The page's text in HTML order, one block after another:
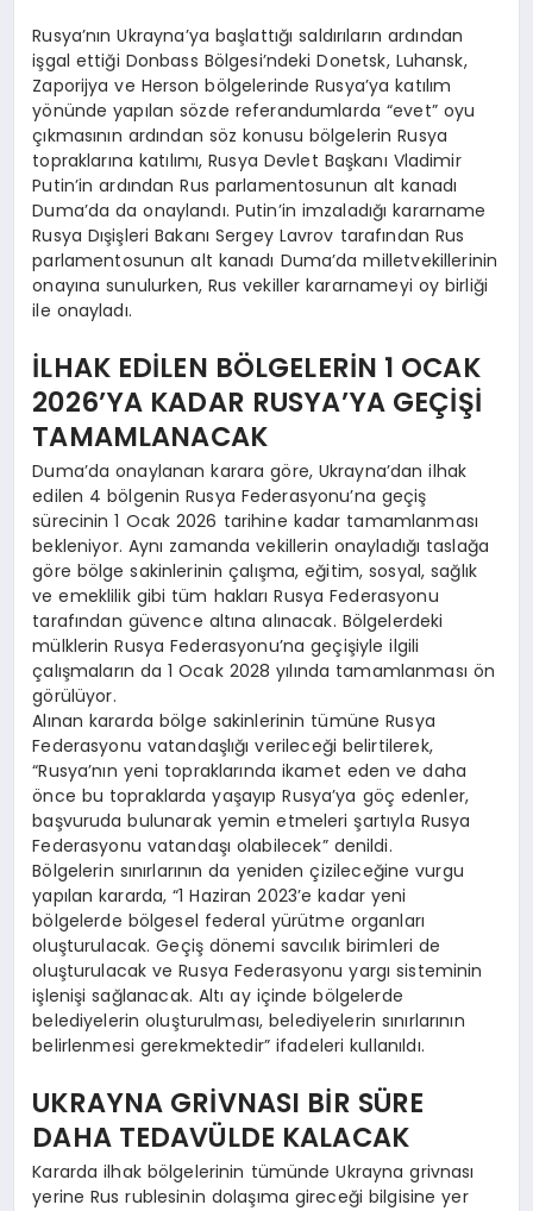
Rusya’nın Ukrayna’ya başlattığı saldırıların ardından
işgal ettiği Donbass Bölgesi’ndeki Donetsk, Luhansk,
Zaporijya ve Herson bölgelerinde Rusya’ya katılım
yönünde yapılan sözde referandumlarda “evet” oyu
çıkmasının ardından söz konusu bölgelerin Rusya
topraklarına katılımı, Rusya Devlet Başkanı Vladimir
Putin’in ardından Rus parlamentosunun alt kanadı
Duma’da da onaylandı. Putin’in imzaladığı kararname
Rusya Dışişleri Bakanı Sergey Lavrov tarafından Rus
parlamentosunun alt kanadı Duma’da milletvekillerinin
onayına sunulurken, Rus vekiller kararnameyi oy birliği
ile onayladı.
İLHAK EDİLEN BÖLGELERİN 1 OCAK
2026’YA KADAR RUSYA’YA GEÇİŞİ
TAMAMLANACAK
Duma’da onaylanan karara göre, Ukrayna’dan ilhak
edilen 4 bölgenin Rusya Federasyonu’na geçiş
sürecinin 1 Ocak 2026 tarihine kadar tamamlanması
bekleniyor. Aynı zamanda vekillerin onayladığı taslağa
göre bölge sakinlerinin çalışma, eğitim, sosyal, sağlık
ve emeklilik gibi tüm hakları Rusya Federasyonu
tarafından güvence altına alınacak. Bölgelerdeki
mülklerin Rusya Federasyonu’na geçişiyle ilgili
çalışmaların da 1 Ocak 2028 yılında tamamlanması ön
görülüyor.
Alınan kararda bölge sakinlerinin tümüne Rusya
Federasyonu vatandaşlığı verileceği belirtilerek,
“Rusya’nın yeni topraklarında ikamet eden ve daha
önce bu topraklarda yaşayıp Rusya’ya göç edenler,
başvuruda bulunarak yemin etmeleri şartıyla Rusya
Federasyonu vatandaşı olabilecek” denildi.
Bölgelerin sınırlarının da yeniden çizileceğine vurgu
yapılan kararda, “1 Haziran 2023’e kadar yeni
bölgelerde bölgesel federal yürütme organları
oluşturulacak. Geçiş dönemi savcılık birimleri de
oluşturulacak ve Rusya Federasyonu yargı sisteminin
işlenişi sağlanacak. Altı ay içinde bölgelerde
belediyelerin oluşturulması, belediyelerin sınırlarının
belirlenmesi gerekmektedir” ifadeleri kullanıldı.
UKRAYNA GRİVNASI BİR SÜRE
DAHA TEDAVÜLDE KALACAK
Kararda ilhak bölgelerinin tümünde Ukrayna grivnası
yerine Rus rublesinin dolaşıma gireceği bilgisine yer